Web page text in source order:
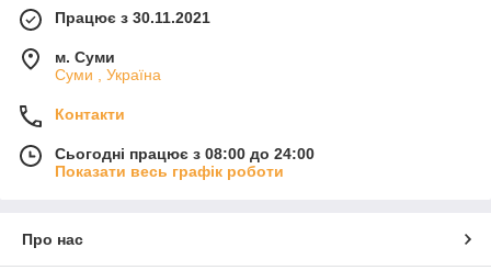
➖Збагачення волосся і шкіри цінними компонентами;
➖Зволоження волосся;
➖Зміцнення волосяних цибулин.
Працює з 30.11.2021
м. Суми
Суми , Україна
Контакти
Сьогодні працює з 08:00 до 24:00
Показати весь графік роботи
Про нас